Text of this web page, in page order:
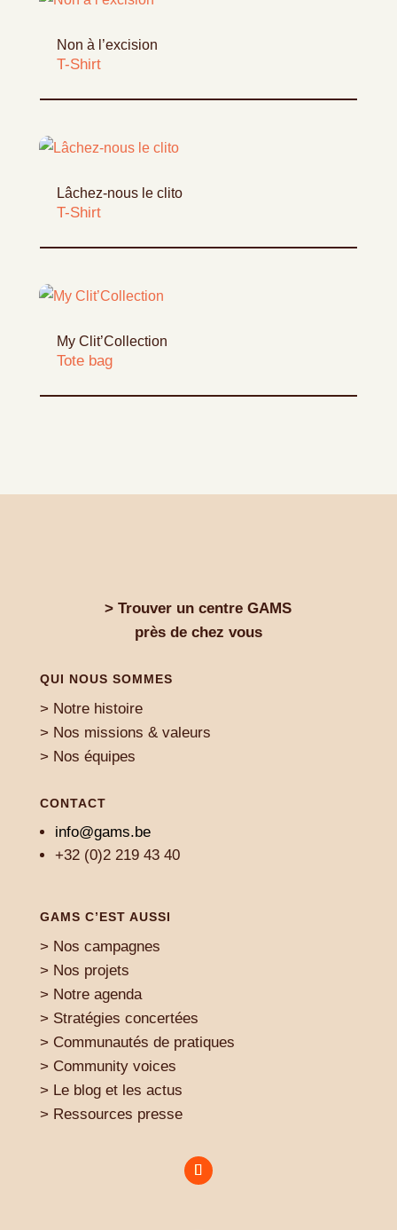
Non à l’excision
T-Shirt
Lâchez-nous le clito
T-Shirt
My Clit’Collection
Tote bag
> Trouver un centre GAMS
près de chez vous
QUI NOUS SOMMES
> Notre histoire
> Nos missions & valeurs
> Nos équipes
CONTACT
info@gams.be
+32 (0)2 219 43 40
GAMS C’EST AUSSI
> Nos campagnes
> Nos projets
> Notre agenda
> Stratégies concertées
> Communautés de pratiques
> Community voices
> Le blog et les actus
> Ressources presse